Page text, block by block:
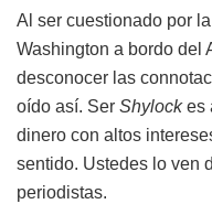
Al ser cuestionado por
Washington a bordo del
desconocer las
oído así. Ser Shylockes
dinero con altos
sentido. Ustedes lo ven
periodistas.